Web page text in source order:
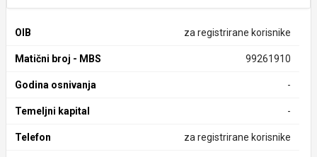
OIB za registrirane korisnike
Matični broj - MBS 99261910
Godina osnivanja -
Temeljni kapital -
Telefon za registrirane korisnike